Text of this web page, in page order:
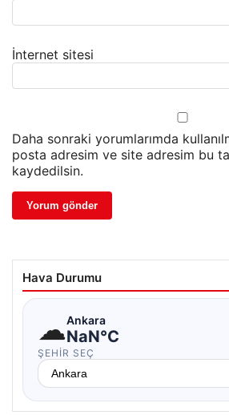
İnternet sitesi
Daha sonraki yorumlarımda
posta adresim ve site adresim bu
kaydedilsin.
Hava Durumu
☁Ankara
NaN°C
ŞEHIR SEÇ